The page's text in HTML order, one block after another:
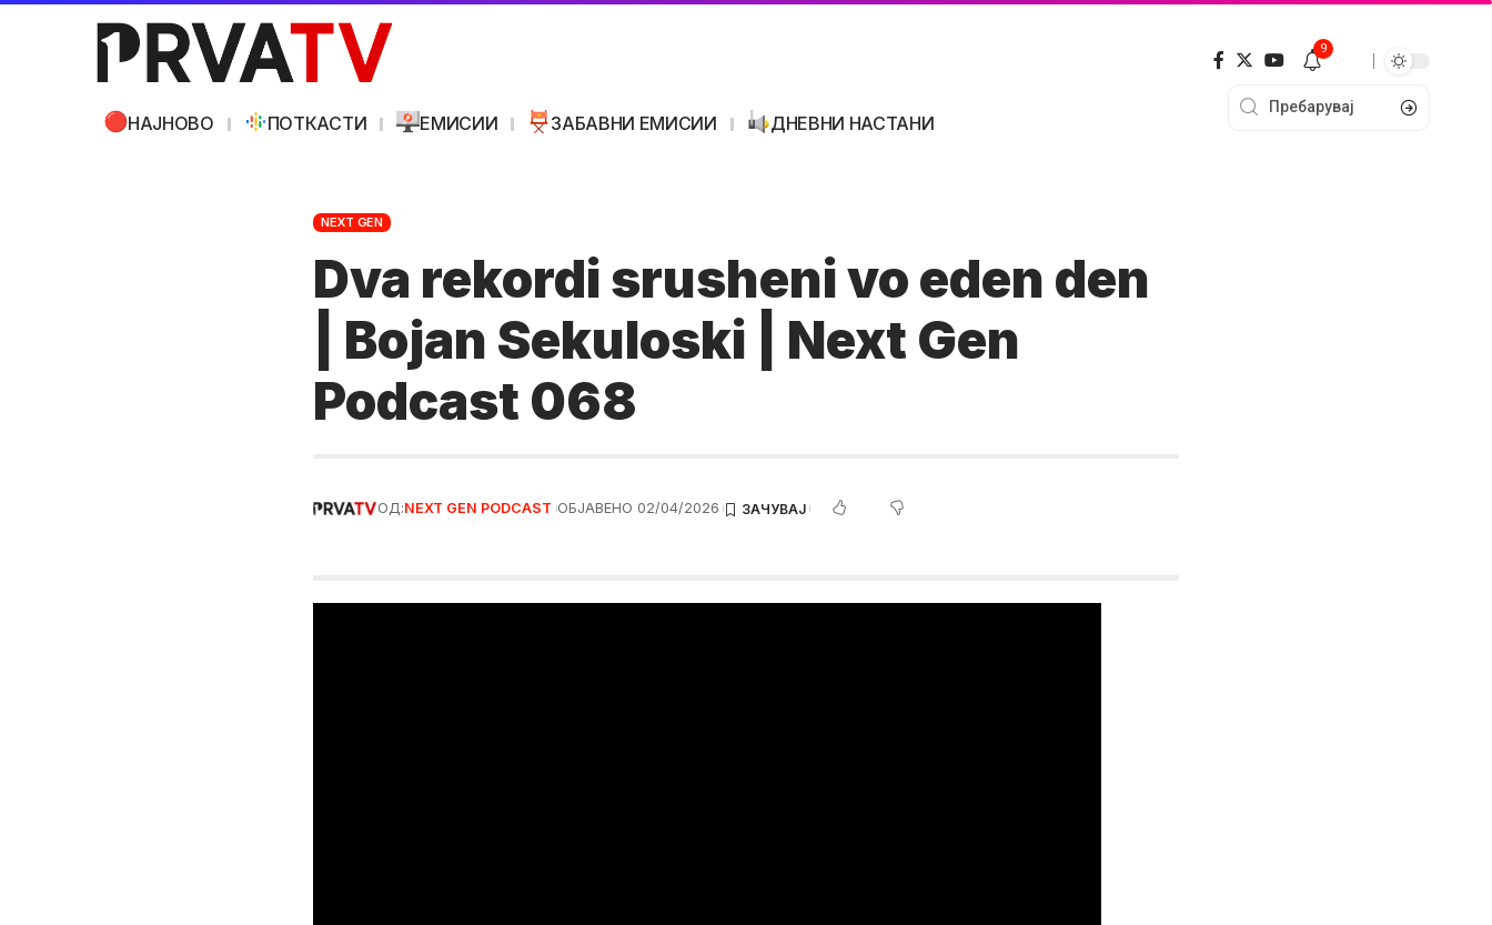
НАЈНОВО ПОТКАСТИ ЕМИСИИ ЗАБАВНИ ЕМИСИИ ДНЕВНИ НАСТАНИ
9
NEXT GEN
Dva rekordi srusheni vo eden den
| Bojan Sekuloski | Next Gen
Podcast 068
ОД:NEXT GEN PODCAST ОБЈАВЕНО 02/04/2026